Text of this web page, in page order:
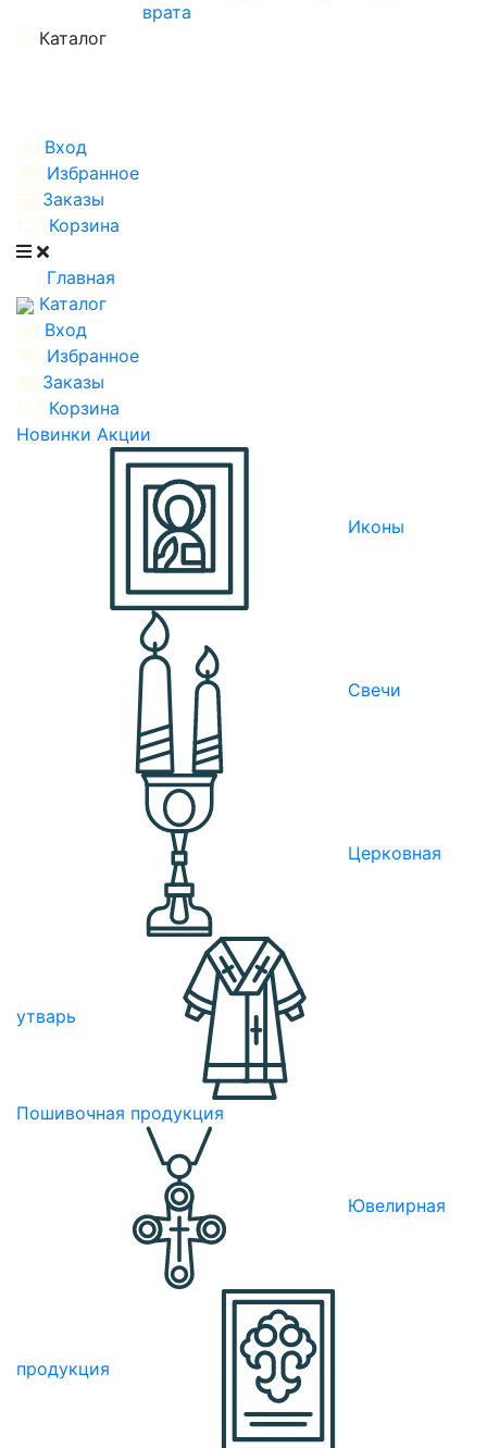
врата
Каталог
Вход
Избранное
Заказы
Корзина
Главная
Каталог
Вход
Избранное
Заказы
Корзина
Новинки Акции
Иконы
Свечи
Церковная
утварь
Пошивочная продукция
Ювелирная
продукция